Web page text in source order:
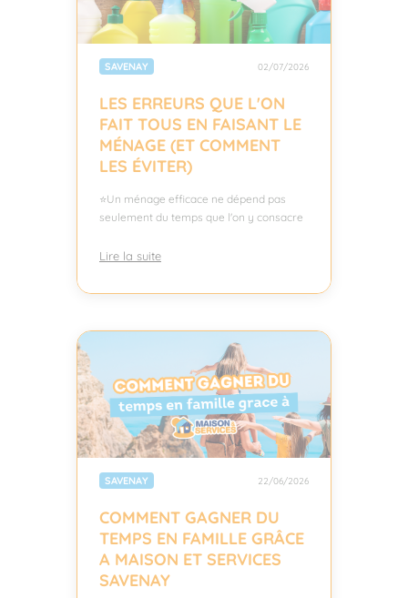
SAVENAY 02/07/2026
LES ERREURS QUE L'ON
FAIT TOUS EN FAISANT LE
MÉNAGE (ET COMMENT
LES ÉVITER)
⭐Un ménage efficace ne dépend pas
seulement du temps que l'on y consacre
Lire la suite
SAVENAY 22/06/2026
COMMENT GAGNER DU
TEMPS EN FAMILLE GRÂCE
A MAISON ET SERVICES
SAVENAY